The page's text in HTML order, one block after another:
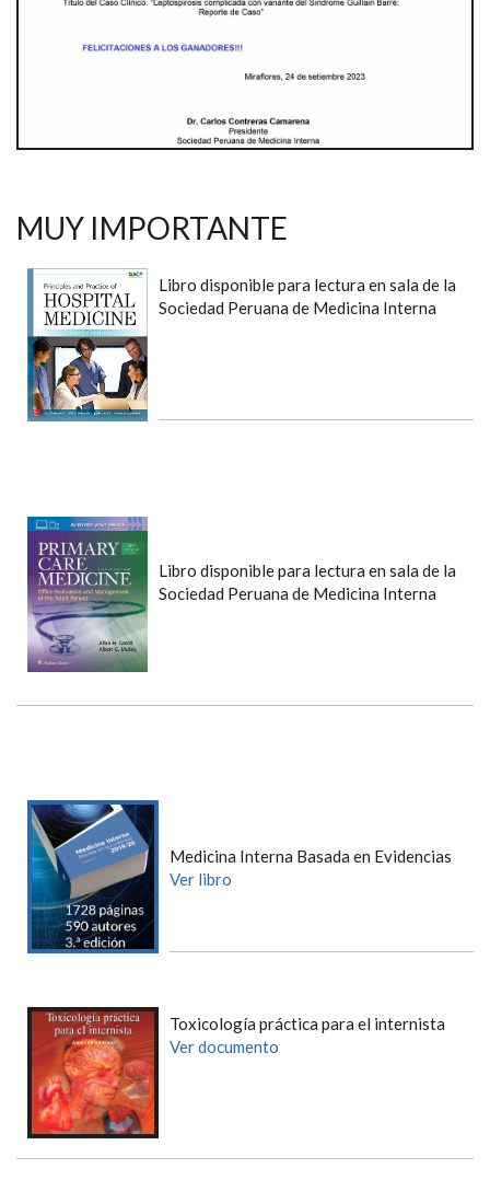
MUY IMPORTANTE
Libro disponible para lectura en sala de la
Sociedad Peruana de Medicina Interna
Libro disponible para lectura en sala de la
Sociedad Peruana de Medicina Interna
Medicina Interna Basada en Evidencias
Ver libro
Toxicología práctica para el internista
Ver documento